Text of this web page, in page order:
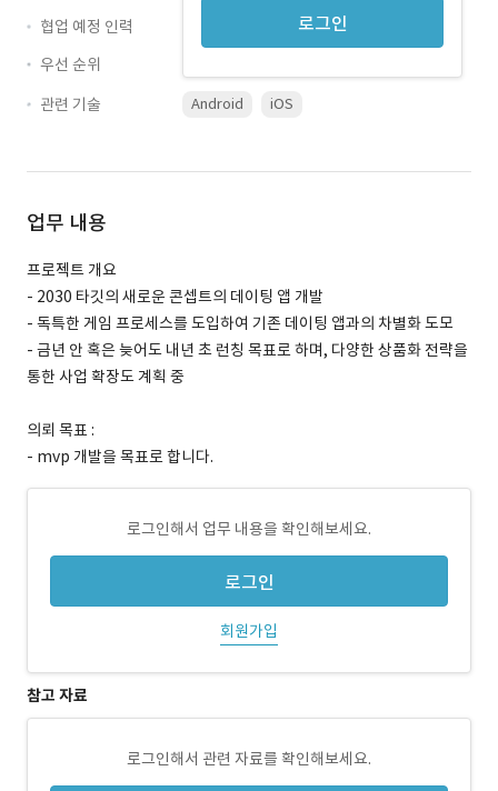
로그인
협업 예정 인력
우선 순위
관련 기술
Android iOS
업무 내용
프로젝트 개요
- 2030 타깃의 새로운 콘셉트의 데이팅 앱 개발
- 독특한 게임 프로세스를 도입하여 기존 데이팅 앱과의 차별화 도모
- 금년 안 혹은 늦어도 내년 초 런칭 목표로 하며, 다양한 상품화 전략을
통한 사업 확장도 계획 중
의뢰 목표 :
- mvp 개발을 목표로 합니다.
로그인해서 업무 내용을 확인해보세요.
로그인
회원가입
참고 자료
로그인해서 관련 자료를 확인해보세요.